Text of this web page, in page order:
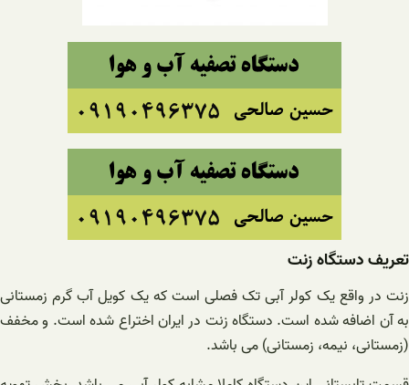
تعریف دستگاه زنت
زنت در واقع یک کولر آبی تک فصلی است که یک کویل آب گرم زمستانی
به آن اضافه شده است. دستگاه زنت در ایران اختراع شده است. و مخفف
(زمستانی، نیمه، زمستانی) می باشد.